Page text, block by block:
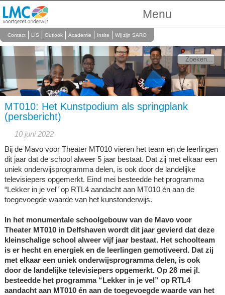
Menu
Over Ons
Scholen
Onderwijs
Contact LIS Outlook Academie Insite Wij zijn SARO
MT010: Het Kunstpodium als springplank
(persbericht)
10 juni 2022
Bij de Mavo voor Theater MT010 vieren het team en de leerlingen
dit jaar dat de school alweer 5 jaar bestaat. Dat zij met elkaar een
uniek onderwijsprogramma delen, is ook door de landelijke
televisiepers opgemerkt. Eind mei besteedde het programma
“Lekker in je vel” op RTL4 aandacht aan MT010 én aan de
toegevoegde waarde van het kunstonderwijs.
In het monumentale schoolgebouw van de Mavo voor
Theater MT010 in Delfshaven wordt dit jaar gevierd dat deze
kleinschalige school alweer vijf jaar bestaat. Het schoolteam
is er hecht en energiek en de leerlingen gemotiveerd. Dat zij
met elkaar een uniek onderwijsprogramma delen, is ook
door de landelijke televisiepers opgemerkt. Op 28 mei jl.
besteedde het programma “Lekker in je vel” op RTL4
aandacht aan MT010 én aan de toegevoegde waarde van het